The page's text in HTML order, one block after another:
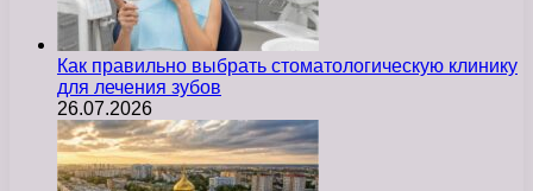
Как правильно выбрать стоматологическую клинику
для лечения зубов
26.07.2026